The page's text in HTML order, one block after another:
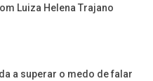
Luiza Helena Trajano
a superar o medo de falar